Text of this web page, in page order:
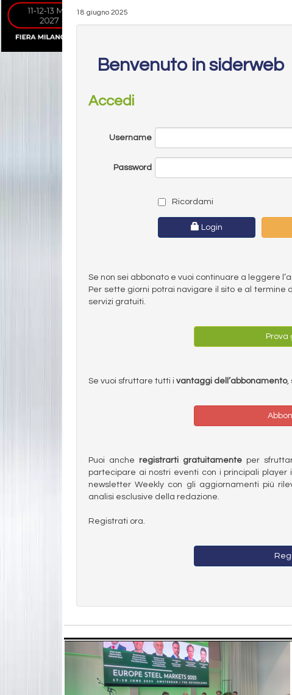
18 giugno 2025
Benvenuto in siderweb
Accedi
Username
Password
Ricordami
Login
Se non sei abbonato e vuoi continuare a leggere
Per sette giorni potrai navigare il sito e al
servizi gratuiti.
Prova
Se vuoi sfruttare tutti i vantaggi dell’abbonamento,
Puoi anche registrarti gratuitamenteper
partecipare ai nostri eventi con i principali
newsletter Weekly con gli aggiornamenti più
analisi esclusive della redazione.
Registrati ora.